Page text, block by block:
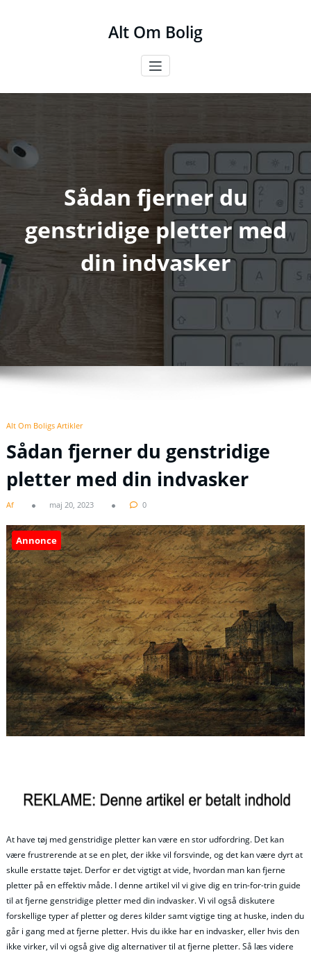
Alt Om Bolig
Sådan fjerner du
genstridige pletter med
din indvasker
Alt Om Boligs Artikler
Sådan fjerner du genstridige
pletter med din indvasker
Af maj 20, 2023 0
Annonce
At have tøj med genstridige pletter kan være en stor udfordring. Det kan
være frustrerende at se en plet, der ikke vil forsvinde, og det kan være dyrt at
skulle erstatte tøjet. Derfor er det vigtigt at vide, hvordan man kan fjerne
pletter på en effektiv måde. I denne artikel vil vi give dig en trin-for-trin guide
til at fjerne genstridige pletter med din indvasker. Vi vil også diskutere
forskellige typer af pletter og deres kilder samt vigtige ting at huske, inden du
går i gang med at fjerne pletter. Hvis du ikke har en indvasker, eller hvis den
ikke virker, vil vi også give dig alternativer til at fjerne pletter. Så læs videre